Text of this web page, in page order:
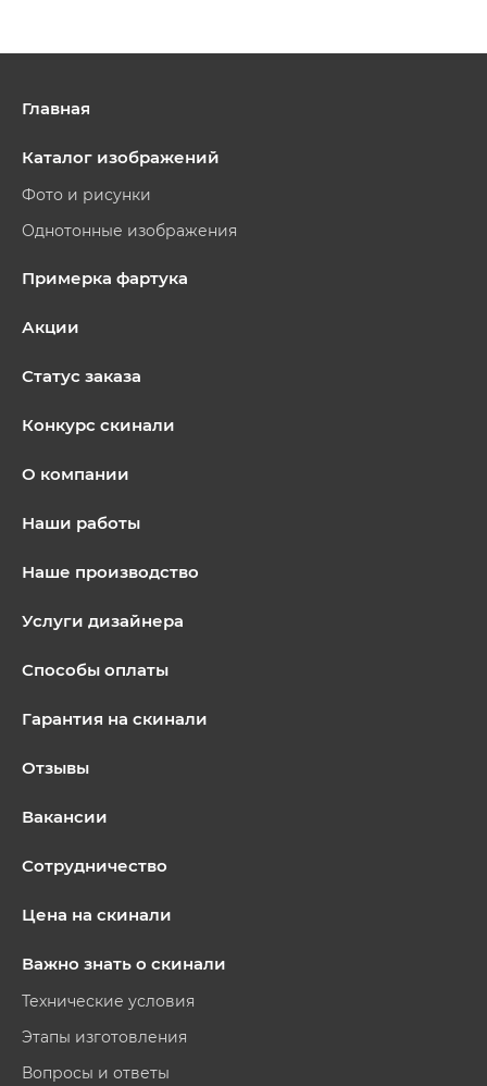
Главная
Каталог изображений
Фото и рисунки
Однотонные изображения
Примерка фартука
Акции
Статус заказа
Конкурс скинали
О компании
Наши работы
Наше производство
Услуги дизайнера
Способы оплаты
Гарантия на скинали
Отзывы
Вакансии
Сотрудничество
Цена на скинали
Важно знать о скинали
Технические условия
Этапы изготовления
Вопросы и ответы